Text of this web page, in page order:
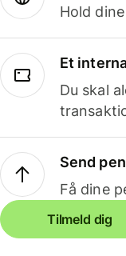
Hold
Et
Du skal
Send
Få dine
Tilmeld dig